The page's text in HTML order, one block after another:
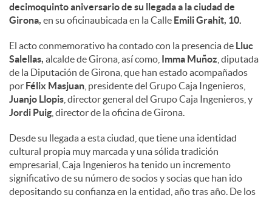
decimoquinto aniversario de su llegada a la ciudad de
Girona, en su oficinaubicada en la Calle Emili Grahit, 10.
El acto conmemorativo ha contado con la presencia de Lluc
Salellas, alcalde de Girona, así como, Imma Muñoz , diputada
de la Diputación de Girona, que han estado acompañados
por Félix Masjuan , presidente del Grupo Caja Ingenieros,
Juanjo Llopis , director general del Grupo Caja Ingenieros, y
Jordi Puig , director de la oficina de Girona.
Desde su llegada a esta ciudad, que tiene una identidad
cultural propia muy marcada y una sólida tradición
empresarial, Caja Ingenieros ha tenido un incremento
significativo de su número de socios y socias que han ido
depositando su confianza en la entidad, año tras año. De los